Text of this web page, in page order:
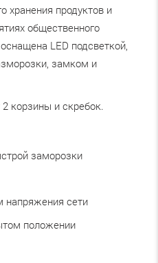
хранения продуктов и
общественного
LED подсветкой,
замком и
корзины и скребок.
заморозки
напряжения сети
положении